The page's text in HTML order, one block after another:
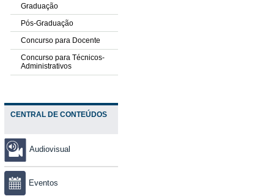
Graduação
Pós-Graduação
Concurso para Docente
Concurso para Técnicos-
Administrativos
CENTRAL DE CONTEÚDOS
Audiovisual
Eventos